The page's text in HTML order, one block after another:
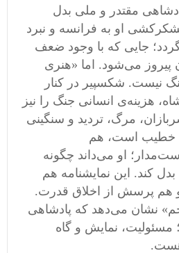
مقتدر و ملی بدل
او به فرانسه و نبرد
جایی که با وجود ضعف
پیروز می‌شود. اما «هنری
نیست. شکسپیر در کنار
هزینه‌ی انسانی جنگ را نیز
مرگ، تردید و سنگینی
خطیب است، هم
او می‌داند چگونه
کند. این نمایشنامه هم
پرسش از اخلاق قدرت.
نشان می‌دهد که پادشاهی
نمایش و گاه